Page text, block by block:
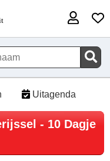
Uitagenda
- 10 Dagje